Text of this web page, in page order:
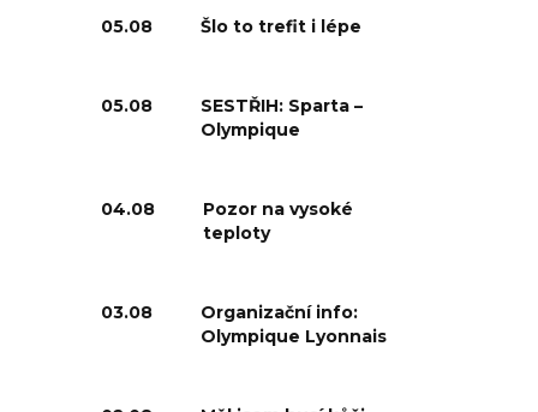
05.08 Šlo to trefit i lépe
05.08
SESTŘIH: Sparta –
Olympique
04.08
Pozor na vysoké
teploty
03.08
Organizační info:
Olympique Lyonnais